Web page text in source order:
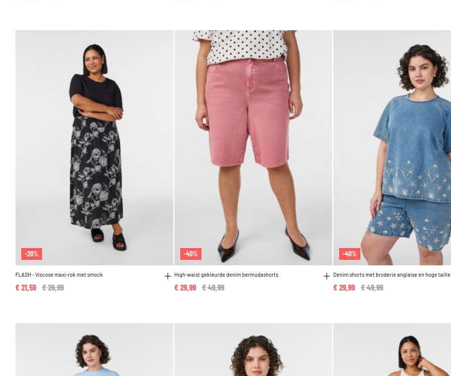
-20%
FLASH - Viscose maxi-rok met smock
Price reduced from
€ 26,99
€ 21,59
-40%
High-waist gekleurde denim bermudashorts
Price reduced from
€ 49,99
€ 29,99
-40%
Denim shorts met broderie anglaise en hoge taille
Price reduced from
€ 49,99
€ 29,99